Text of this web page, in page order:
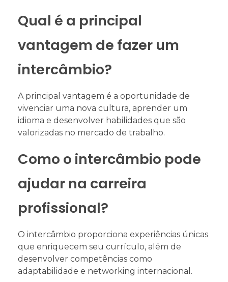
Qual é a principal
vantagem de fazer um
intercâmbio?
A principal vantagem é a oportunidade de
vivenciar uma nova cultura, aprender um
idioma e desenvolver habilidades que são
valorizadas no mercado de trabalho.
Como o intercâmbio pode
ajudar na carreira
profissional?
O intercâmbio proporciona experiências únicas
que enriquecem seu currículo, além de
desenvolver competências como
adaptabilidade e networking internacional.